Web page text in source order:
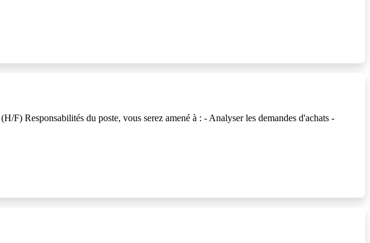
du poste, vous serez amené à : - Analyser les demandes d'achats -